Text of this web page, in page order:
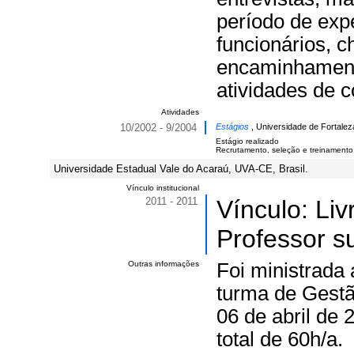
período de
funcionários,
atividades de
Atividades
10/2002 - 9/2004 Estágios , Universidade de
Estágio realizado
Recrutamento, seleção e
Universidade Estadual Vale do Acaraú, UVA-CE, Brasil.
Vínculo institucional
2011 - 2011
Vínculo:
Professor
Outras informações
Foi ministrada
turma de
06 de abril de
total de 60h/a.